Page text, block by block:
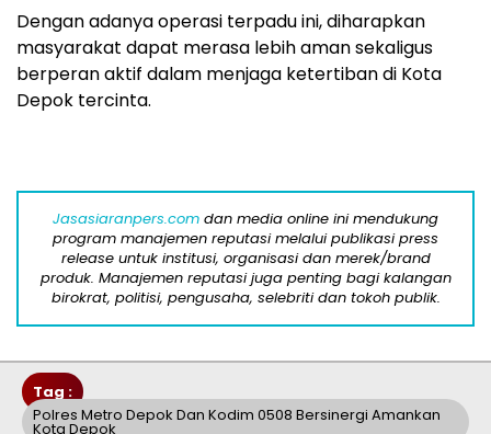
Dengan adanya operasi terpadu ini, diharapkan
masyarakat dapat merasa lebih aman sekaligus
berperan aktif dalam menjaga ketertiban di Kota
Depok tercinta.
Jasasiaranpers.com dan media online ini mendukung
program manajemen reputasi melalui publikasi press
release untuk institusi, organisasi dan merek/brand
produk. Manajemen reputasi juga penting bagi kalangan
birokrat, politisi, pengusaha, selebriti dan tokoh publik.
Tag :
Polres Metro Depok Dan Kodim 0508 Bersinergi Amankan
Kota Depok